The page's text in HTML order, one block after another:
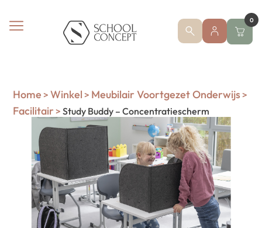
0
Home > Winkel > Meubilair Voortgezet Onderwijs>
Facilitair> Study Buddy – Concentratiescherm